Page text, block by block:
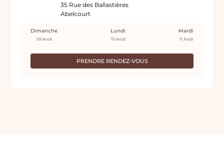
35 Rue des Ballastières
Abelcourt
PRENDRE RENDEZ-VOUS
Dimanche
09 Août
Lundi
10 Août
Mardi
11 Août